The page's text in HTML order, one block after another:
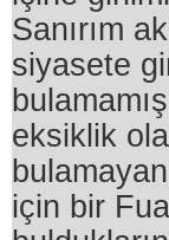
Sanırım
siyasete
eksiklik
için bir